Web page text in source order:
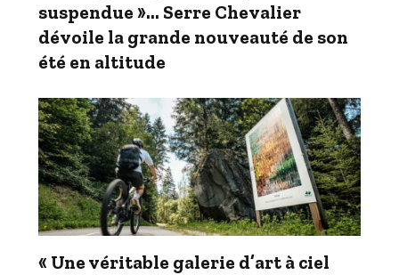
suspendue »… Serre Chevalier
dévoile la grande nouveauté de son
été en altitude
« Une véritable galerie d’art à ciel